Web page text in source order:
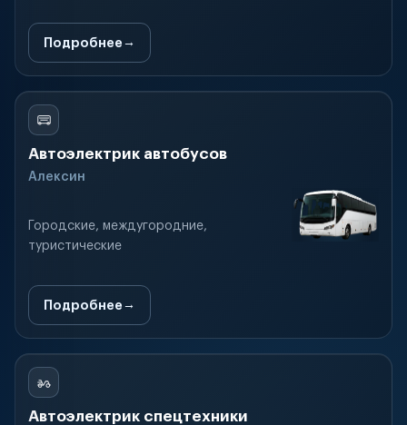
Подробнее
Автоэлектрик автобусов
Алексин
Городские, междугородние,
туристические
Подробнее
Автоэлектрик спецтехники